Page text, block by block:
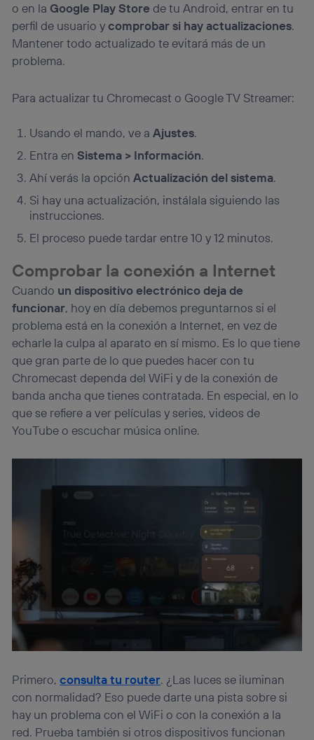
o en la Google Play Store de tu Android, entrar en tu
perfil de usuario ycomprobar si hay actualizaciones.
Mantener todo actualizado te evitará más de un
problema.
Para actualizar tu Chromecast o Google TV Streamer:
Usando el mando, ve aAjustes.
Entra enSistema > Información.
Ahí verás la opciónActualización del sistema.
Si hay una actualización, instálala siguiendo las
instrucciones.
El proceso puede tardar entre 10 y 12 minutos.
Comprobar la conexión a Internet
Cuando un dispositivo electrónico deja de
funcionar, hoy en día debemos preguntarnos si el
problema está en la conexión a Internet, en vez de
echarle la culpa al aparato en sí mismo. Es lo que tiene
que gran parte de lo que puedes hacer con tu
Chromecast dependa del WiFi y de la conexión de
banda ancha que tienes contratada. En especial, en lo
que se refiere a ver películas y series, videos de
YouTube o escuchar música online.
Primero,consulta tu router. ¿Las luces se iluminan
con normalidad? Eso puede darte una pista sobre si
hay un problema con el WiFi o con la conexión a la
red. Prueba también si otros dispositivos funcionan